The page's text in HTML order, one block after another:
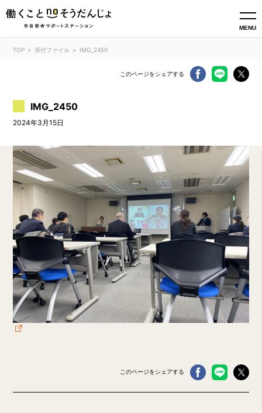
MENU
TOP 添付ファイル IMG_2450
このページをシェアする
IMG_2450
2024年3月15日
このページをシェアする